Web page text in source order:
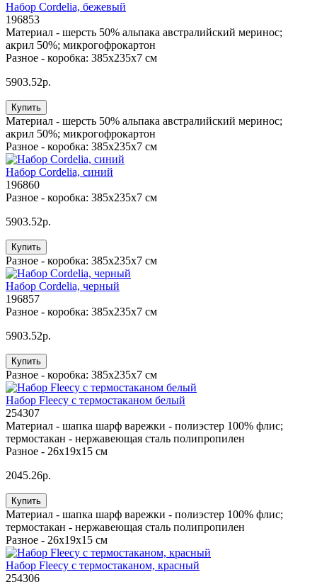
Набор Cordelia, бежевый
196853
Материал - шерсть 50% альпака австралийский меринос;
акрил 50%; микрогофрокартон
Разное - коробка: 385х235х7 см
5903.52р.
Купить
Материал - шерсть 50% альпака австралийский меринос;
акрил 50%; микрогофрокартон
Разное - коробка: 385х235х7 см
Набор Cordelia, синий
196860
Разное - коробка: 385х235х7 см
5903.52р.
Купить
Разное - коробка: 385х235х7 см
Набор Cordelia, черный
196857
Разное - коробка: 385х235х7 см
5903.52р.
Купить
Разное - коробка: 385х235х7 см
Набор Fleecy с термостаканом белый
254307
Материал - шапка шарф варежки - полиэстер 100% флис;
термостакан - нержавеющая сталь полипропилен
Разное - 26x19x15 см
2045.26р.
Купить
Материал - шапка шарф варежки - полиэстер 100% флис;
термостакан - нержавеющая сталь полипропилен
Разное - 26x19x15 см
Набор Fleecy с термостаканом, красный
254306